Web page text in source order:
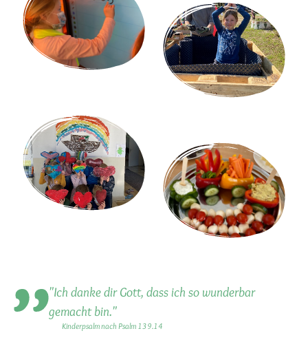
"Ich danke dir Gott, dass ich so wunderbar
gemacht bin."
Kinderpsalm nach Psalm 139.14